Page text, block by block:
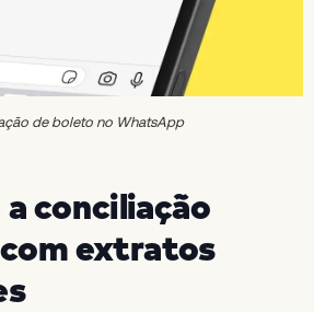
de boleto no WhatsApp
conciliação
extratos